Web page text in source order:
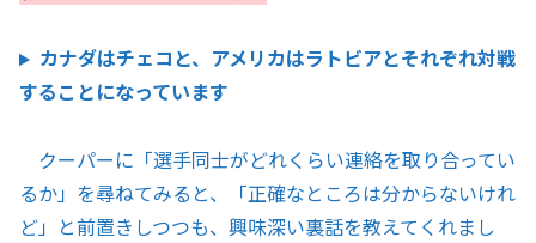
カナダはチェコと、アメリカはラトビアとそれぞれ対戦
することになっています
クーパーに「選手同士がどれくらい連絡を取り合ってい
るか」を尋ねてみると、「正確なところは分からないけれ
ど」と前置きしつつも、興味深い裏話を教えてくれまし